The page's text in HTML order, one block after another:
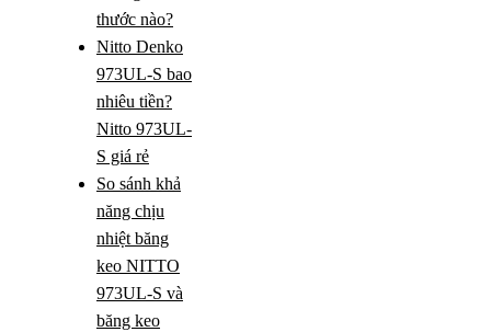
thước nào?
Nitto Denko
973UL-S bao
nhiêu tiền?
Nitto 973UL-
S giá rẻ
So sánh khả
năng chịu
nhiệt băng
keo NITTO
973UL-S và
băng keo